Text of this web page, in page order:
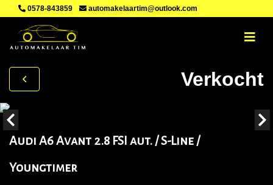
0578-843859 automakelaartim@outlook.com
Verkocht
Audi A6 Avant 2.8 FSI aut. / S-Line /
Youngtimer